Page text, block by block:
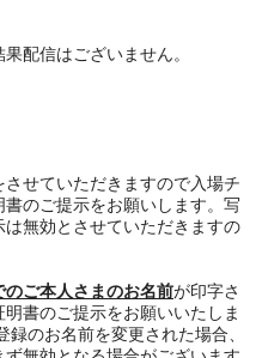
配信はございません。
せていただきますので入場チ
のご提示をお願いします。写
無効とさせていただきますの
のご本人さまのお名前が印字さ
書のご提示をお願いいたしま
のお名前を変更された場合、